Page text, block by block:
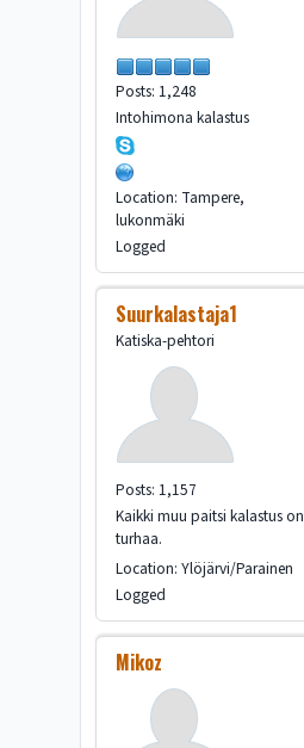
Posts: 1,248
Intohimona kalastus
Location: Tampere,
lukonmäki
Logged
Suurkalastaja1
Katiska-pehtori
Posts: 1,157
Kaikki muu paitsi kalastus on
turhaa.
Location: Ylöjärvi/Parainen
Logged
Mikoz